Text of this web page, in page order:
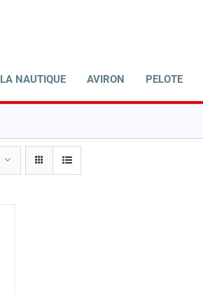
LA NAUTIQUE AVIRON PELOTE